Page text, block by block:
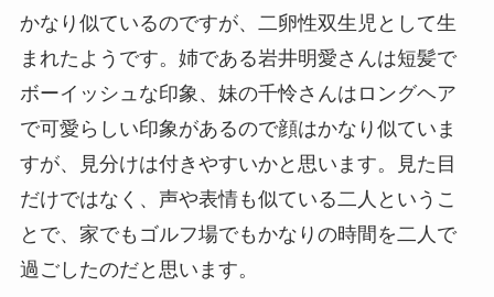
かなり似ているのですが、二卵性双生児として生
まれたようです。姉である岩井明愛さんは短髪で
ボーイッシュな印象、妹の千怜さんはロングヘア
で可愛らしい印象があるので顔はかなり似ていま
すが、見分けは付きやすいかと思います。見た目
だけではなく、声や表情も似ている二人というこ
とで、家でもゴルフ場でもかなりの時間を二人で
過ごしたのだと思います。